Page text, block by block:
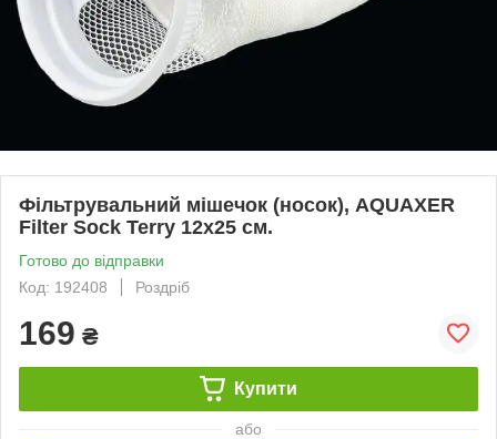
Фільтрувальний мішечок (носок), AQUAXER
Filter Sock Terry 12x25 см.
Готово до відправки
Код: 192408
Роздріб
169 ₴
Купити
або